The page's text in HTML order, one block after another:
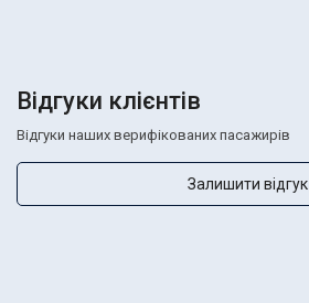
Відгуки клієнтів
Відгуки наших верифікованих пасажирів
Залишити відгук